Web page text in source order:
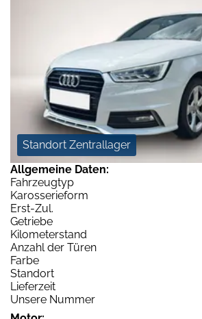
Standort Zentrallager
Allgemeine Daten:
Fahrzeugtyp
Karosserieform
Erst-Zul.
Getriebe
Kilometerstand
Anzahl der Türen
Farbe
Standort
Lieferzeit
Unsere Nummer